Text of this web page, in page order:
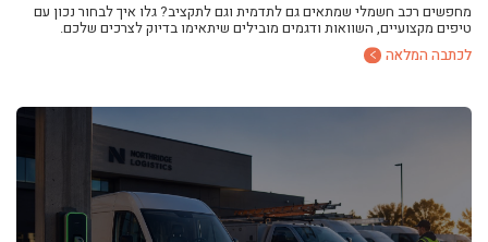
מחפשים רכב חשמלי שמתאים גם לתדמית וגם לתקציב? גלו איך לבחור נכון עם
טיפים מקצועיים, השוואות ודגמים מובילים שיתאימו בדיוק לצרכים שלכם.
לכתבה המלאה